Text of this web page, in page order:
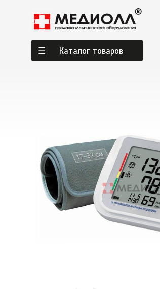
Каталог товаров